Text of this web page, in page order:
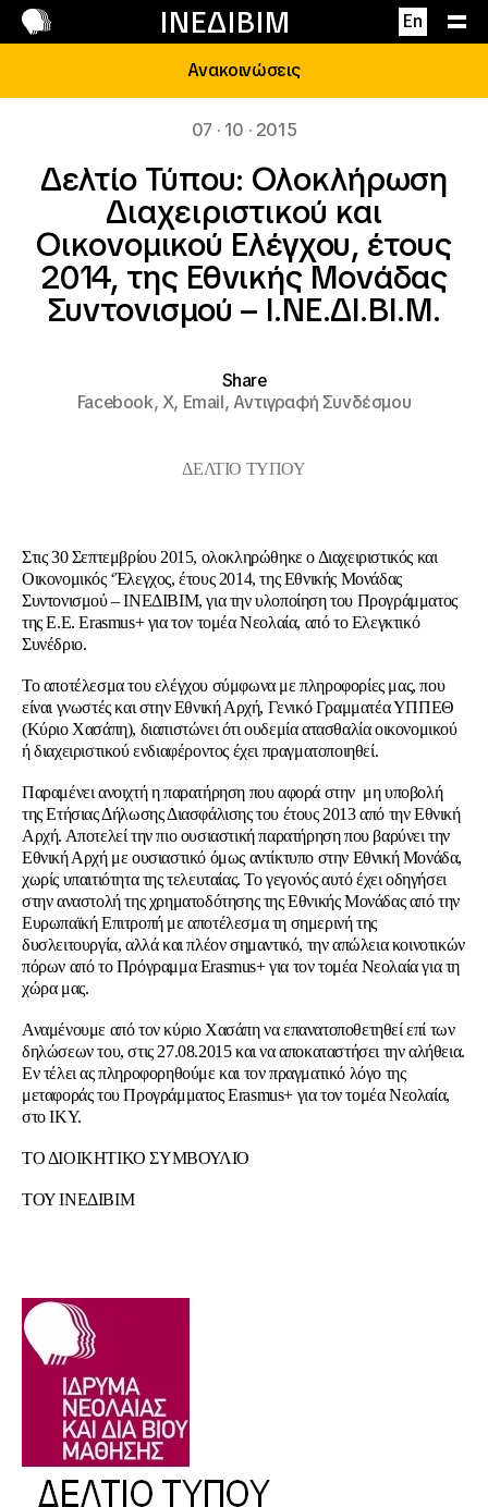
ΙΝΕΔΙΒΙΜ En
Επικοινωνία
Ανακοινώσεις
07 · 10 · 2015
Δελτίο Τύπου: Ολοκλήρωση
Διαχειριστικού και
Οικονομικού Ελέγχου, έτους
2014, της Εθνικής Μονάδας
Συντονισμού – Ι.ΝΕ.ΔΙ.ΒΙ.Μ.
Share
Facebook,X, Email,Αντιγραφή Συνδέσμου
ΔΕΛΤΙΟ ΤΥΠΟΥ
Στις 30 Σεπτεμβρίου 2015, ολοκληρώθηκε ο Διαχειριστικός και
Οικονομικός ‘Έλεγχος, έτους 2014, της Εθνικής Μονάδας
Συντονισμού – ΙΝΕΔΙΒΙΜ, για την υλοποίηση του Προγράμματος
της Ε.Ε. Erasmus+ για τον τομέα Νεολαία, από το Ελεγκτικό
Συνέδριο.
Το αποτέλεσμα του ελέγχου σύμφωνα με πληροφορίες μας, που
είναι γνωστές και στην Εθνική Αρχή, Γενικό Γραμματέα ΥΠΠΕΘ
(Κύριο Χασάπη), διαπιστώνει ότι ουδεμία ατασθαλία οικονομικού
ή διαχειριστικού ενδιαφέροντος έχει πραγματοποιηθεί.
Παραμένει ανοιχτή η παρατήρηση που αφορά στην μη υποβολή
της Ετήσιας Δήλωσης Διασφάλισης του έτους 2013 από την Εθνική
Αρχή. Αποτελεί την πιο ουσιαστική παρατήρηση που βαρύνει την
Εθνική Αρχή με ουσιαστικό όμως αντίκτυπο στην Εθνική Μονάδα,
χωρίς υπαιτιότητα της τελευταίας. Το γεγονός αυτό έχει οδηγήσει
στην αναστολή της χρηματοδότησης της Εθνικής Μονάδας από την
Ευρωπαϊκή Επιτροπή με αποτέλεσμα τη σημερινή της
δυσλειτουργία, αλλά και πλέον σημαντικό, την απώλεια κοινοτικών
πόρων από το Πρόγραμμα Erasmus+ για τον τομέα Νεολαία για τη
χώρα μας.
Αναμένουμε από τον κύριο Χασάπη να επανατοποθετηθεί επί των
δηλώσεων του, στις 27.08.2015 και να αποκαταστήσει την αλήθεια.
Εν τέλει ας πληροφορηθούμε και τον πραγματικό λόγο της
μεταφοράς του Προγράμματος Erasmus+ για τον τομέα Νεολαία,
στο ΙΚΥ.
ΤΟ ΔΙΟΙΚΗΤΙΚΟ ΣΥΜΒΟΥΛΙΟ
ΤΟΥ ΙΝΕΔΙΒΙΜ